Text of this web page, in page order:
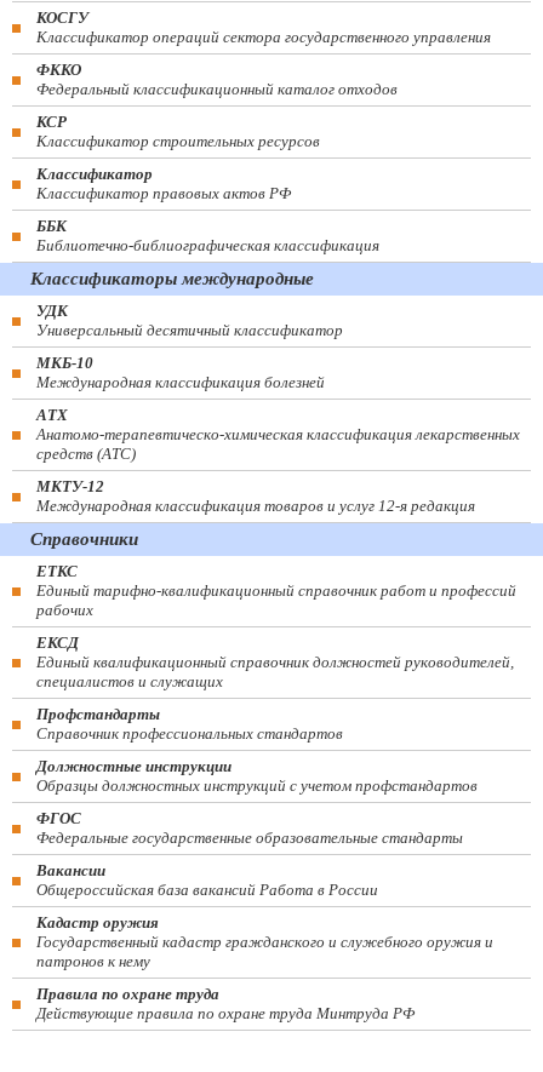
КОСГУ
Классификатор операций сектора государственного управления
ФККО
Федеральный классификационный каталог отходов
КСР
Классификатор строительных ресурсов
Классификатор
Классификатор правовых актов РФ
ББК
Библиотечно-библиографическая классификация
Классификаторы международные
УДК
Универсальный десятичный классификатор
МКБ-10
Международная классификация болезней
АТХ
Анатомо-терапевтическо-химическая классификация лекарственных
средств (ATC)
МКТУ-12
Международная классификация товаров и услуг 12-я редакция
Справочники
ЕТКС
Единый тарифно-квалификационный справочник работ и профессий
рабочих
ЕКСД
Единый квалификационный справочник должностей руководителей,
специалистов и служащих
Профстандарты
Справочник профессиональных стандартов
Должностные инструкции
Образцы должностных инструкций с учетом профстандартов
ФГОС
Федеральные государственные образовательные стандарты
Вакансии
Общероссийская база вакансий Работа в России
Кадастр оружия
Государственный кадастр гражданского и служебного оружия и
патронов к нему
Правила по охране труда
Действующие правила по охране труда Минтруда РФ